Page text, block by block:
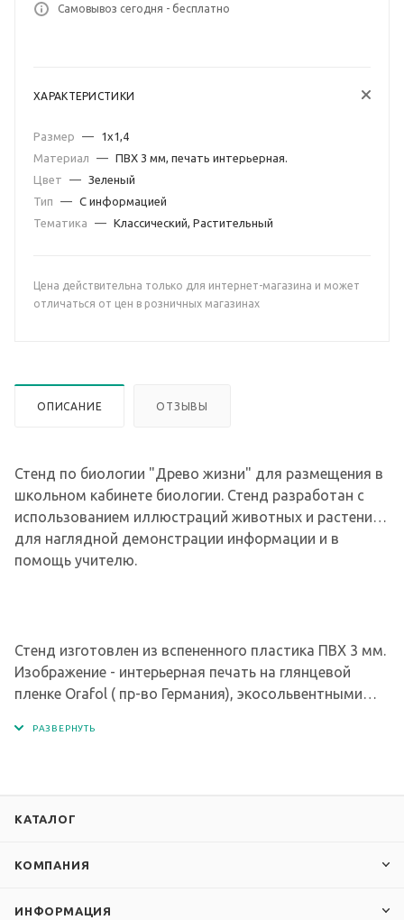
Самовывоз сегодня - бесплатно
ХАРАКТЕРИСТИКИ
Размер —
1х1,4
Материал
— ПВХ 3 мм, печать интерьерная.
Цвет
— Зеленый
Тип
— С информацией
Тематика
— Классический, Растительный
Цена действительна только для интернет-магазина и может
отличаться от цен в розничных магазинах
ОПИСАНИЕ ОТЗЫВЫ
Стенд по биологии "Древо жизни" для размещения в
школьном кабинете биологии. Стенд разработан с
использованием иллюстраций животных и растений,
для наглядной демонстрации информации и в
помощь учителю.
Стенд изготовлен из вспененного пластика ПВХ 3 мм.
Изображение - интерьерная печать на глянцевой
пленке Orafol ( пр-во Германия), экосольвентными
КАТАЛОГ
КОМПАНИЯ
ИНФОРМАЦИЯ